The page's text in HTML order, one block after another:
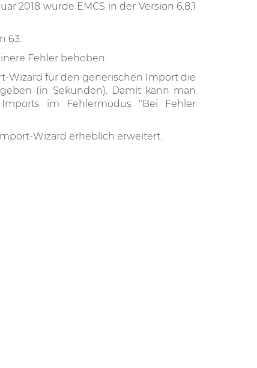
2018 wurde EMCS in der Version 6.8.1
63.
Fehler behoben.
Wizard für den generischen Import die
(in Sekunden). Damit kann man
im Fehlermodus "Bei Fehler
Wizard erheblich erweitert.